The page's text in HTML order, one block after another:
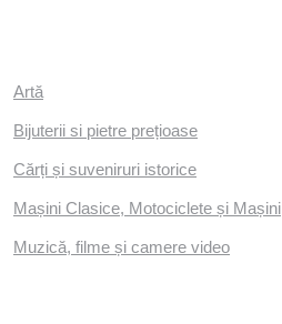
Artă
Bijuterii si pietre prețioase
Cărți și suveniruri istorice
Mașini Clasice, Motociclete și Mașini
Muzică, filme și camere video